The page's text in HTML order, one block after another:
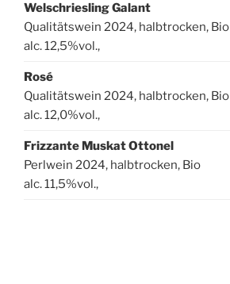
Welschriesling Galant
Qualitätswein 2024, halbtrocken, Bio
alc. 12,5%vol.,
Rosé
Qualitätswein 2024, halbtrocken, Bio
alc. 12,0%vol.,
Frizzante Muskat Ottonel
Perlwein 2024, halbtrocken, Bio
alc. 11,5%vol.,